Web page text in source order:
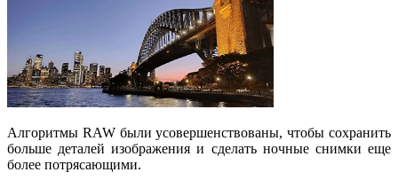
Алгоритмы RAW были усовершенствованы, чтобы сохранить
больше деталей изображения и сделать ночные снимки еще
более потрясающими.